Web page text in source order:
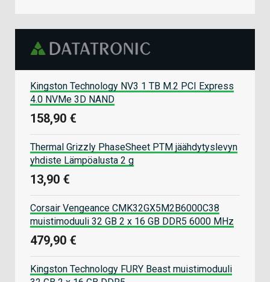
Kingston Technology NV3 1 TB M.2 PCI Express
4.0 NVMe 3D NAND
158,90 €
Thermal Grizzly PhaseSheet PTM jäähdytyslevyn
yhdiste Lämpöalusta 2 g
13,90 €
Corsair Vengeance CMK32GX5M2B6000C38
muistimoduuli 32 GB 2 x 16 GB DDR5 6000 MHz
479,90 €
Kingston Technology FURY Beast muistimoduuli